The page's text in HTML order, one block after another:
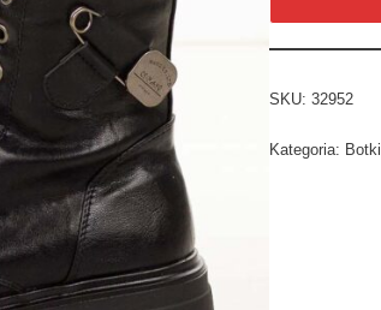
SKU: 32952
Kategoria: Botki